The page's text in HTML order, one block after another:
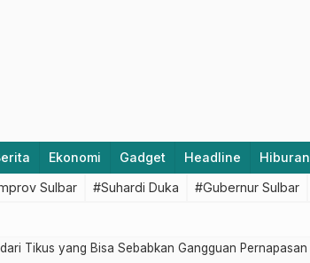
Ekonomi Gadget Headline Hiburan
Sulbar #Suhardi Duka #Gubernur Sulbar
Tikus yang Bisa Sebabkan Gangguan Pernapasan